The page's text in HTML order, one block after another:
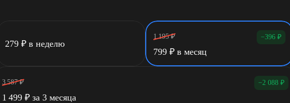
279 ₽ в неделю
1 195 ₽ −396 ₽
799 ₽ в месяц
3 587 ₽ −2 088 ₽
1 499 ₽ за 3 месяца